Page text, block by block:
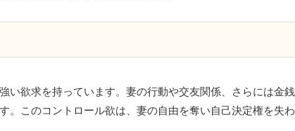
い欲求を持っています。妻の行動や交友関係、さらには金銭
。このコントロール欲は、妻の自由を奪い自己決定権を失わ